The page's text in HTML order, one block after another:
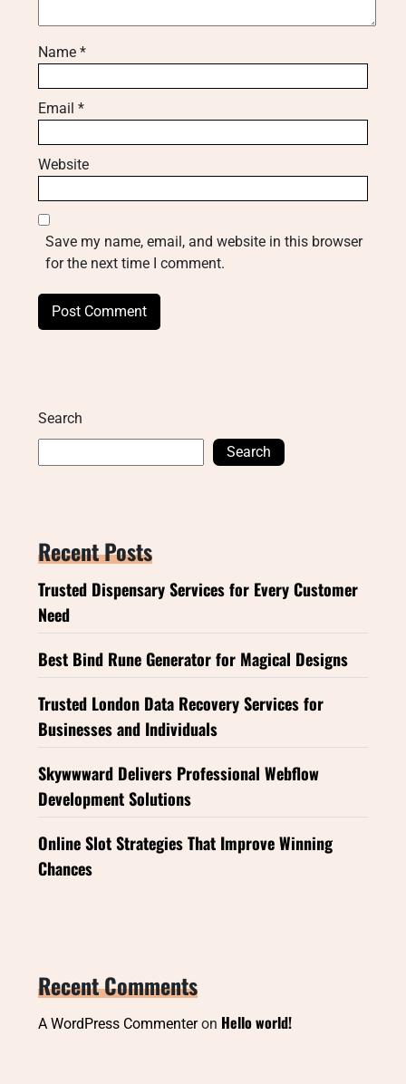
Name *
Email *
Website
Save my name, email, and website in this browser
for the next time I comment.
Search
Search
Recent Posts
Trusted Dispensary Services for Every Customer
Need
Best Bind Rune Generator for Magical Designs
Trusted London Data Recovery Services for
Businesses and Individuals
Skywwward Delivers Professional Webflow
Development Solutions
Online Slot Strategies That Improve Winning
Chances
Recent Comments
A WordPress Commenteron Hello world!